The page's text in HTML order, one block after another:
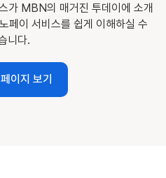
가 MBN의 매거진 투데이에 소개
페이 서비스를 쉽게 이해하실 수
니다.
이지 보기